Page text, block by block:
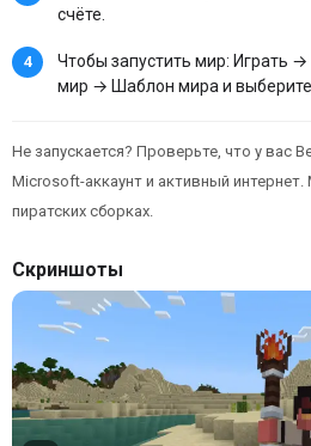
счёте.
Чтобы запустить мир: Играть
мир → Шаблон мира и выберите
Не запускается? Проверьте, что у вас
Microsoft-аккаунт и активный интернет.
пиратских сборках.
Скриншоты